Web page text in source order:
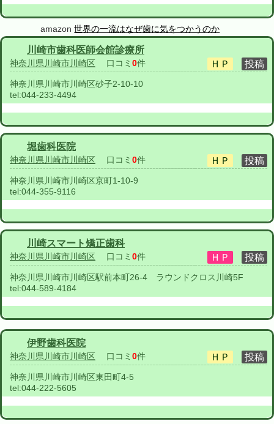
amazon世界の一流はなぜ歯に気をつかうのか
川崎市歯科医師会館診療所
神奈川県川崎市川崎区 口コミ 0件
神奈川県川崎市川崎区砂子2-10-10
tel:044-233-4494
堀歯科医院
神奈川県川崎市川崎区 口コミ 0件
神奈川県川崎市川崎区京町1-10-9
tel:044-355-9116
川崎スマート矯正歯科
神奈川県川崎市川崎区 口コミ 0件
神奈川県川崎市川崎区駅前本町26-4 ラウンドクロス川崎5F
tel:044-589-4184
伊野歯科医院
神奈川県川崎市川崎区 口コミ 0件
神奈川県川崎市川崎区東田町4-5
tel:044-222-5605